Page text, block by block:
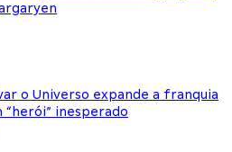
o Universo expande a franquia
“herói” inesperado